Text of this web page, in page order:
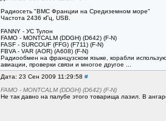
Радиосеть "ВМС Франции на Средиземном море"
Частота 2436 кГц, USB.
FANNY - УС Тулон
FAMO - MONTCALM (DDGH) (D642) (F-N)
FASF - SURCOUF (FFG) (F711) (F-N)
FBVA - VAR (AOR) (A608) (F-N)
Радиообмен на французском языке, корабли
авиации, проверки связи и многое другое ...
Дата: 23 Сен 2009 11:29:58 #
FAMO - MONTCALM (DDGH) (D642) (F-N)
Не так давно на палубе этого товарища лазил. В